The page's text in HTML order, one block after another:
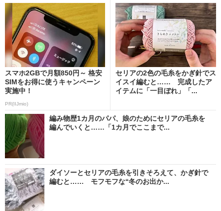
スマホ2GBで月額850円～ 格安
SIMをお得に使うキャンペーン
実施中！
PR(IIJmio)
セリアの2色の毛糸をかぎ針でス
イスイ編むと…… 完成したア
イテムに「一目ぼれ」「...
編み物歴1カ月のパパ、娘のためにセリアの毛糸を
編んでいくと……「1カ月でここまで...
ダイソーとセリアの毛糸を引きそろえて、かぎ針で
編むと…… モフモフな“冬のお出か...